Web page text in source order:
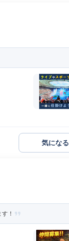
気になる
！